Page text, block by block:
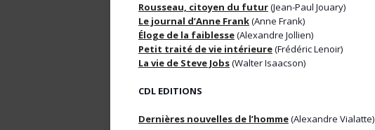
Rousseau, citoyen du futur(Jean-Paul Jouary)
Le journal d’Anne Frank(Anne Frank)
Éloge de la faiblesse(Alexandre Jollien)
Petit traité de vie intérieure(Frédéric Lenoir)
La vie de Steve Jobs(Walter Isaacson)
CDL EDITIONS
Dernières nouvelles de l’homme(Alexandre Vialatte)